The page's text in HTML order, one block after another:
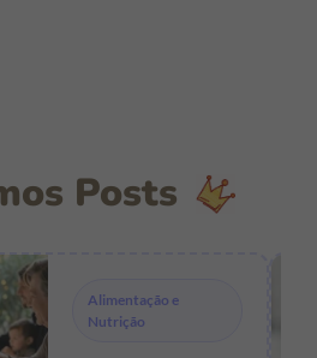
Posts
Alimentação e
Nutrição